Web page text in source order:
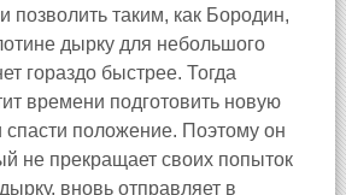
позволить таким, как Бородин,
дырку для небольшого
гораздо быстрее. Тогда
времени подготовить новую
положение. Поэтому он
не прекращает своих попыток
вновь отправляет в